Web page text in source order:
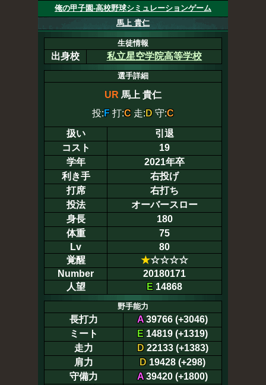
俺の甲子園-高校野球シミュレーションゲーム
馬上 貴仁
生徒情報
出身校 私立星空学院高等学校
選手詳細
UR 馬上 貴仁
投: F 打:C 走: D 守:C
扱い
引退
コスト
19
学年
2021年卒
利き手
右投げ
打席
右打ち
投法
オーバースロー
身長
180
体重
75
Lv
80
覚醒
★☆☆☆☆
Number
20180171
人望
E 14868
野手能力
長打力 A39766 (+3046)
ミート
E 14819 (+1319)
走力
D22133 (+1383)
肩力
D 19428 (+298)
守備力
A39420 (+1800)